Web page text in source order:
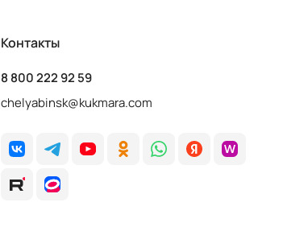
Контакты
8 800 222 92 59
chelyabinsk@kukmara.com